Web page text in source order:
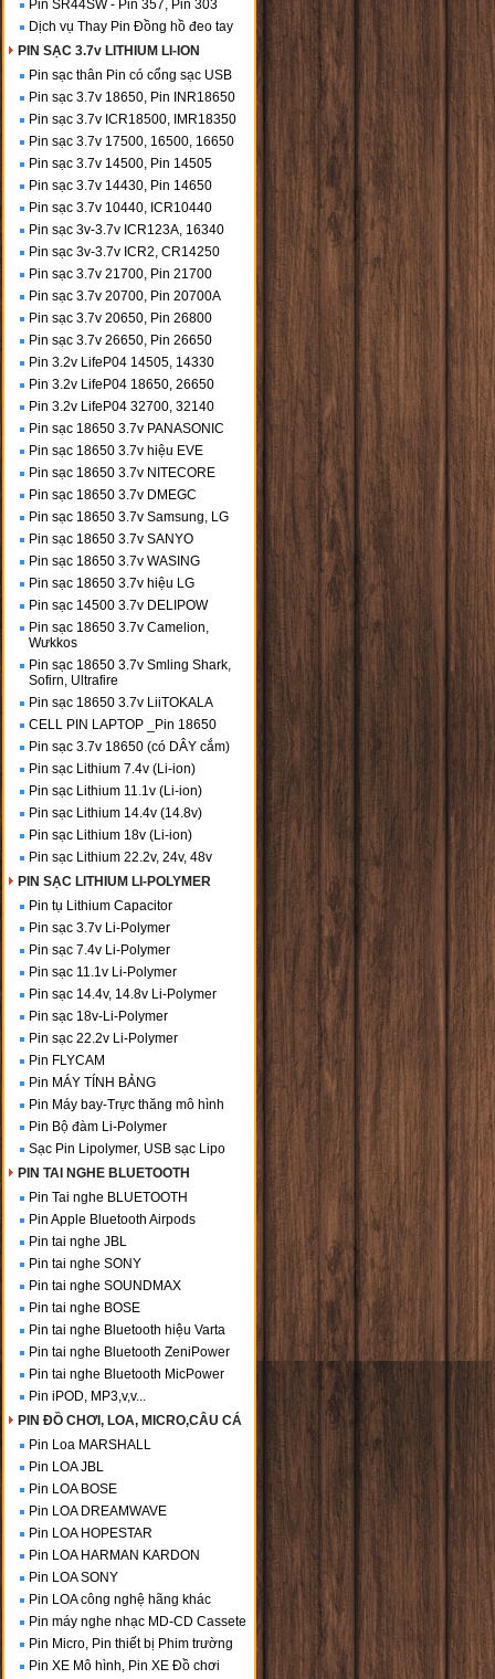
Pin SR44SW - Pin 357, Pin 303
Dịch vụ Thay Pin Đồng hồ đeo tay
PIN SẠC 3.7v LITHIUM LI-ION
Pin sạc thân Pin có cổng sạc USB
Pin sạc 3.7v 18650, Pin INR18650
Pin sạc 3.7v ICR18500, IMR18350
Pin sạc 3.7v 17500, 16500, 16650
Pin sạc 3.7v 14500, Pin 14505
Pin sạc 3.7v 14430, Pin 14650
Pin sạc 3.7v 10440, ICR10440
Pin sạc 3v-3.7v ICR123A, 16340
Pin sạc 3v-3.7v ICR2, CR14250
Pin sạc 3.7v 21700, Pin 21700
Pin sạc 3.7v 20700, Pin 20700A
Pin sạc 3.7v 20650, Pin 26800
Pin sạc 3.7v 26650, Pin 26650
Pin 3.2v LifeP04 14505, 14330
Pin 3.2v LifeP04 18650, 26650
Pin 3.2v LifeP04 32700, 32140
Pin sạc 18650 3.7v PANASONIC
Pin sạc 18650 3.7v hiệu EVE
Pin sạc 18650 3.7v NITECORE
Pin sạc 18650 3.7v DMEGC
Pin sạc 18650 3.7v Samsung, LG
Pin sạc 18650 3.7v SANYO
Pin sạc 18650 3.7v WASING
Pin sạc 18650 3.7v hiệu LG
Pin sạc 14500 3.7v DELIPOW
Pin sạc 18650 3.7v Camelion,
Wưkkos
Pin sạc 18650 3.7v Smling Shark,
Sofirn, Ultrafire
Pin sạc 18650 3.7v LiiTOKALA
CELL PIN LAPTOP _Pin 18650
Pin sạc 3.7v 18650 (có DÂY cắm)
Pin sạc Lithium 7.4v (Li-ion)
Pin sạc Lithium 11.1v (Li-ion)
Pin sạc Lithium 14.4v (14.8v)
Pin sạc Lithium 18v (Li-ion)
Pin sạc Lithium 22.2v, 24v, 48v
PIN SẠC LITHIUM LI-POLYMER
Pin tụ Lithium Capacitor
Pin sạc 3.7v Li-Polymer
Pin sạc 7.4v Li-Polymer
Pin sạc 11.1v Li-Polymer
Pin sạc 14.4v, 14.8v Li-Polymer
Pin sạc 18v-Li-Polymer
Pin sạc 22.2v Li-Polymer
Pin FLYCAM
Pin MÁY TÍNH BẢNG
Pin Máy bay-Trực thăng mô hình
Pin Bộ đàm Li-Polymer
Sạc Pin Lipolymer, USB sạc Lipo
PIN TAI NGHE BLUETOOTH
Pin Tai nghe BLUETOOTH
Pin Apple Bluetooth Airpods
Pin tai nghe JBL
Pin tai nghe SONY
Pin tai nghe SOUNDMAX
Pin tai nghe BOSE
Pin tai nghe Bluetooth hiệu Varta
Pin tai nghe Bluetooth ZeniPower
Pin tai nghe Bluetooth MicPower
Pin iPOD, MP3,v,v...
PIN ĐỒ CHƠI, LOA, MICRO,CÂU CÁ
Pin Loa MARSHALL
Pin LOA JBL
Pin LOA BOSE
Pin LOA DREAMWAVE
Pin LOA HOPESTAR
Pin LOA HARMAN KARDON
Pin LOA SONY
Pin LOA công nghệ hãng khác
Pin máy nghe nhạc MD-CD Cassete
Pin Micro, Pin thiết bị Phim trường
Pin XE Mô hình, Pin XE Đồ chơi